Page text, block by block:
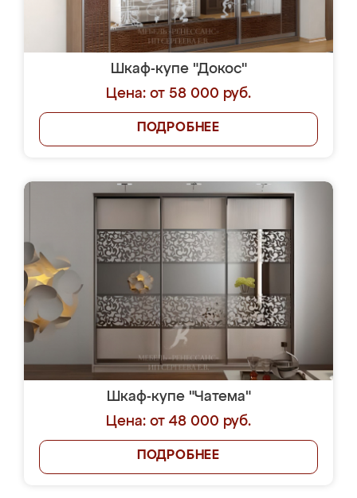
Шкаф-купе "Докос"
Цена: от 58 000 руб.
ПОДРОБНЕЕ
Шкаф-купе "Чатема"
Цена: от 48 000 руб.
ПОДРОБНЕЕ